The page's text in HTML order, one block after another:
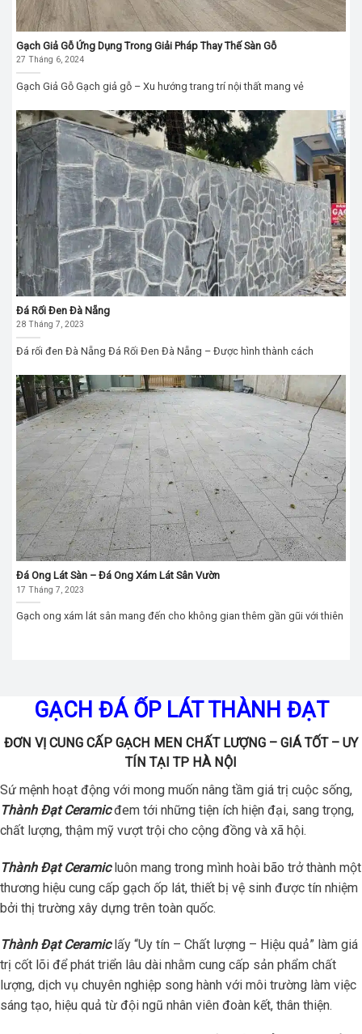
Gạch Giả Gỗ Ứng Dụng Trong Giải Pháp Thay Thế Sàn Gỗ
27 Tháng 6, 2024
Gạch Giả Gỗ Gạch giả gỗ – Xu hướng trang trí nội thất mang vẻ
Đá Rối Đen Đà Nẵng
28 Tháng 7, 2023
Đá rối đen Đà Nẵng Đá Rối Đen Đà Nẵng – Được hình thành cách
Đá Ong Lát Sàn – Đá Ong Xám Lát Sân Vườn
17 Tháng 7, 2023
Gạch ong xám lát sân mang đến cho không gian thêm gần gũi với thiên
GẠCH ĐÁ ỐP LÁT THÀNH ĐẠT
ĐƠN VỊ CUNG CẤP GẠCH MEN CHẤT LƯỢNG – GIÁ TỐT – UY
TÍN TẠI TP HÀ NỘI
Sứ mệnh hoạt động với mong muốn nâng tầm giá trị cuộc sống,
Thành Đạt Ceramicđem tới những tiện ích hiện đại, sang trọng,
chất lượng, thậm mỹ vượt trội cho cộng đồng và xã hội.
Thành Đạt Ceramicluôn mang trong mình hoài bão trở thành một
thương hiệu cung cấp gạch ốp lát, thiết bị vệ sinh được tín nhiệm
bởi thị trường xây dựng trên toàn quốc.
Thành Đạt Ceramiclấy “Uy tín – Chất lượng – Hiệu quả” làm giá
trị cốt lõi để phát triển lâu dài nhằm cung cấp sản phẩm chất
lượng, dịch vụ chuyên nghiệp song hành với môi trường làm việc
sáng tạo, hiệu quả từ đội ngũ nhân viên đoàn kết, thân thiện.